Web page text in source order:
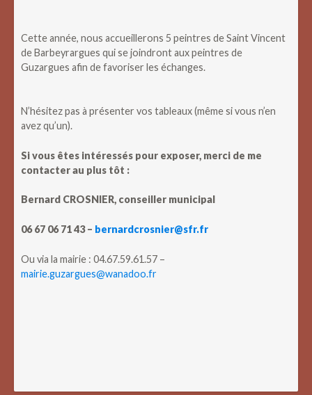
Cette année, nous accueillerons 5 peintres de Saint Vincent
de Barbeyrargues qui se joindront aux peintres de
Guzargues afin de favoriser les échanges.
N’hésitez pas à présenter vos tableaux (même si vous n’en
avez qu’un).
Si vous êtes intéressés pour exposer, merci de me
contacter au plus tôt :
Bernard CROSNIER, conseiller municipal
06 67 06 71 43 – bernardcrosnier@sfr.fr
Ou via la mairie : 04.67.59.61.57 –
mairie.guzargues@wanadoo.fr